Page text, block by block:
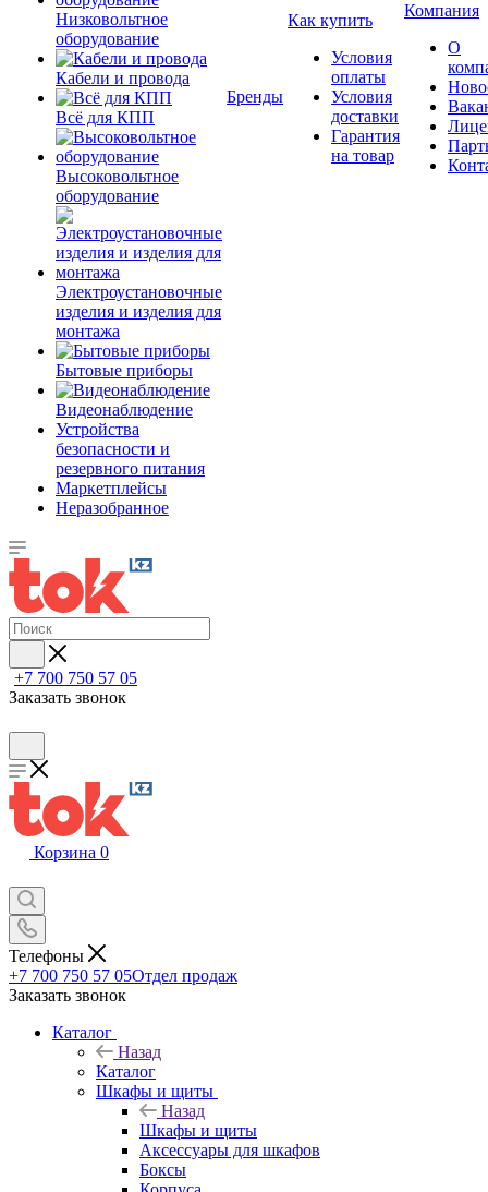
Низковольтное
оборудование
Кабели и провода
Всё для КПП
Высоковольтное
оборудование
Электроустановочные
изделия и изделия для
монтажа
Бытовые приборы
Видеонаблюдение
Устройства
безопасности и
резервного питания
Маркетплейсы
Неразобранное
Бренды
Как купить
Условия
оплаты
Условия
доставки
Гарантия
на товар
Компания
О
+7 700 750 57 05
Заказать звонок
Корзина 0
Телефоны
+7 700 750 57 05Отдел продаж
Заказать звонок
Каталог
Назад
Каталог
Шкафы и щиты
Назад
Шкафы и щиты
Аксессуары для шкафов
Боксы